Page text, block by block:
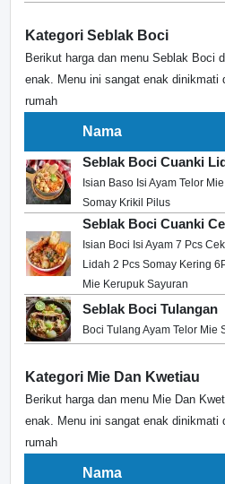
Kategori Seblak Boci
Berikut harga dan menu Seblak Boci
enak. Menu ini sangat enak dinikmati
rumah
Nama
Seblak Boci Cuanki
Isian Baso Isi Ayam Telor
Somay Krikil Pilus
Seblak Boci Cuanki
Isian Boci Isi Ayam 7 Pcs
Lidah 2 Pcs Somay Kering
Mie Kerupuk Sayuran
Seblak Boci Tulangan
Boci Tulang Ayam Telor Mie
Kategori Mie Dan Kwetiau
Berikut harga dan menu Mie Dan
enak. Menu ini sangat enak dinikmati
rumah
Nama